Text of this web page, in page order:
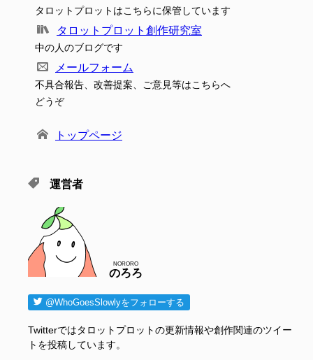
タロットプロットはこちらに保管しています
タロットプロット創作研究室
中の人のブログです
メールフォーム
不具合報告、改善提案、ご意見等はこちらへ
どうぞ
トップページ
運営者
のろろ
NORORO
@WhoGoesSlowlyをフォローする
Twitterではタロットプロットの更新情報や創作関連のツイー
トを投稿しています。